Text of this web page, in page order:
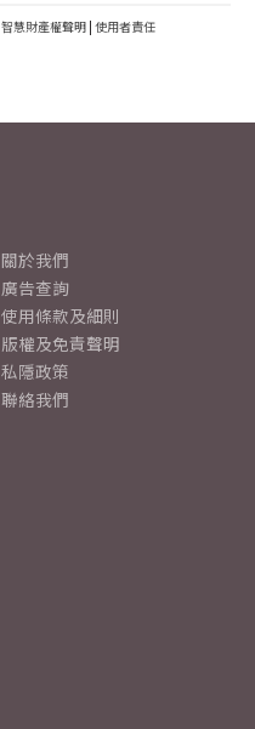
智慧財產權聲明 | 使用者責任
關於我們
廣告查詢
使用條款及細則
版權及免責聲明
私隱政策
聯絡我們